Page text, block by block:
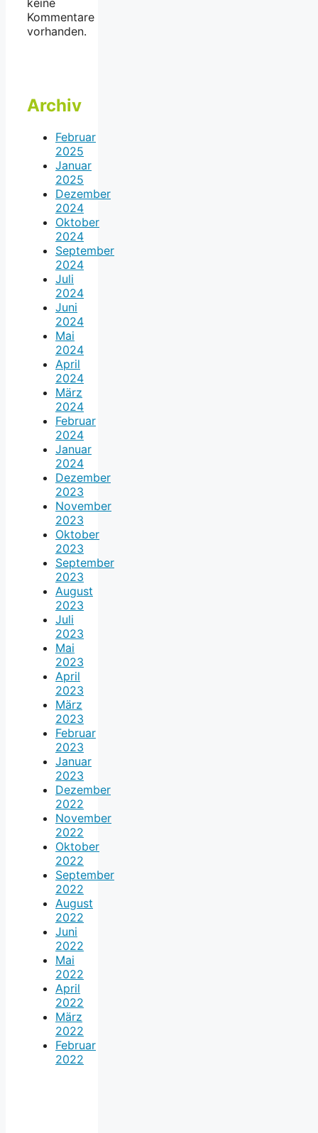
Kommentare
vorhanden.
Archiv
Februar
2025
Januar
2025
Dezember
2024
Oktober
2024
September
2024
Juli
2024
Juni
2024
Mai
2024
April
2024
März
2024
Februar
2024
Januar
2024
Dezember
2023
November
2023
Oktober
2023
September
2023
August
2023
Juli
2023
Mai
2023
April
2023
März
2023
Februar
2023
Januar
2023
Dezember
2022
November
2022
Oktober
2022
September
2022
August
2022
Juni
2022
Mai
2022
April
2022
März
2022
Februar
2022